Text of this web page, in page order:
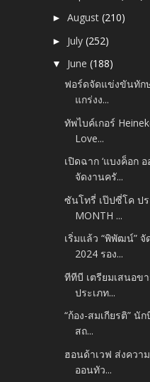
►August(210)
► July(252)
▼ June(188)
ฟอร์ดจัดแข่งขันทัก
แกร่งง...
ทัพไบค์เกอร์
Love...
เปิดฉาก ‘แบงค็อก
จัดงานครั...
ซันโทรี่ เป๊ปซี่โค ปร
MONTH ...
เริ่มแล้ว “พิพัฒน์” จั
2024 รอง...
ทีทีบี เตรียมเสนอข
ประเภท...
“ก้อง-สมเกียรติ” นั
สถ...
ฮอนด้าเวฟ ส่งควา
ออนทัว...